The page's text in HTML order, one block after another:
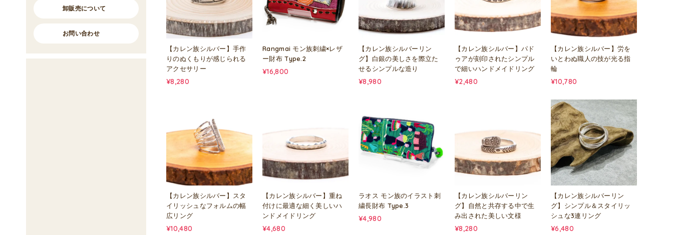
【カレン族シルバー】手作
りのぬくもりが感じられる
アクセサリー
¥8,280
Rangmai モン族刺繍×レザ
ー財布 Type.2
¥16,800
【カレン族シルバーリン
グ】白銀の美しさを際立た
せるシンプルな造り
¥8,980
【カレン族シルバー】パド
ゥアが刻印されたシンプル
で細いハンドメイドリング
¥2,480
【カレン族シルバー】労を
いとわぬ職人の技が光る指
輪
¥10,780
【カレン族シルバー】スタ
イリッシュなフォルムの幅
広リング
¥10,480
【カレン族シルバー】重ね
付けに最適な細く美しいハ
ンドメイドリング
¥4,680
ラオス モン族のイラスト刺
繍長財布 Type.3
¥4,980
【カレン族シルバーリン
グ】自然と共存する中で生
み出された美しい文様
¥8,280
【カレン族シルバーリン
グ】シンプル＆スタイリッ
シュな3連リング
¥6,480
卸販売について
お問い合わせ